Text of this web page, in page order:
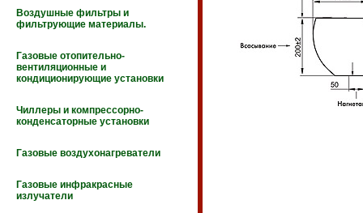
Воздушные фильтры и
фильтрующие материалы.
Газовые отопительно-
вентиляционные и
кондиционирующие установки
Чиллеры и компрессорно-
конденсаторные установки
Газовые воздухонагреватели
Газовые инфракрасные
излучатели